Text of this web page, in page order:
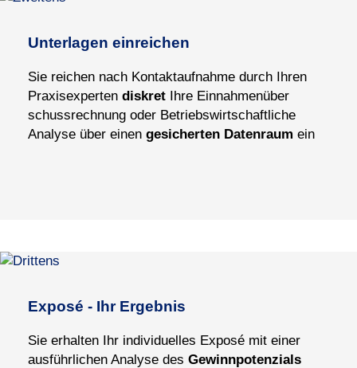
Unterlagen einreichen
Sie reichen nach Kontaktaufnahme durch Ihren
Praxisexperten diskret Ihre Einnahmenüber
schuss­rechnung oder Betriebswirtschaftliche
Analyse über einen gesicherten Datenraum ein
Exposé - Ihr Ergebnis
Sie erhalten Ihr individuelles Exposé mit einer
ausführlichen Analyse des Gewinnpotenzials